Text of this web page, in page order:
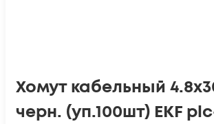
Хомут кабельный
черн. (уп.100шт) EKF